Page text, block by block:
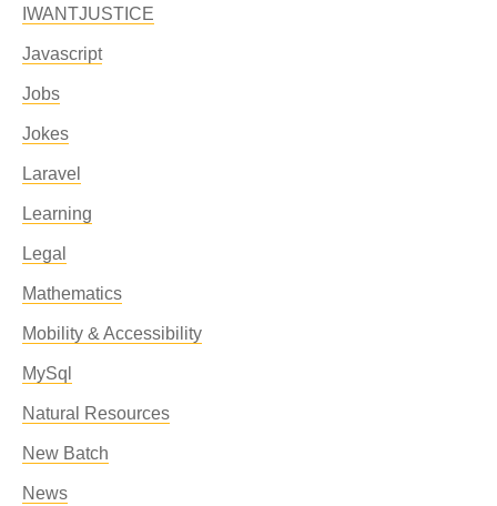
IWANTJUSTICE
Javascript
Jobs
Jokes
Laravel
Learning
Legal
Mathematics
Mobility & Accessibility
MySql
Natural Resources
New Batch
News